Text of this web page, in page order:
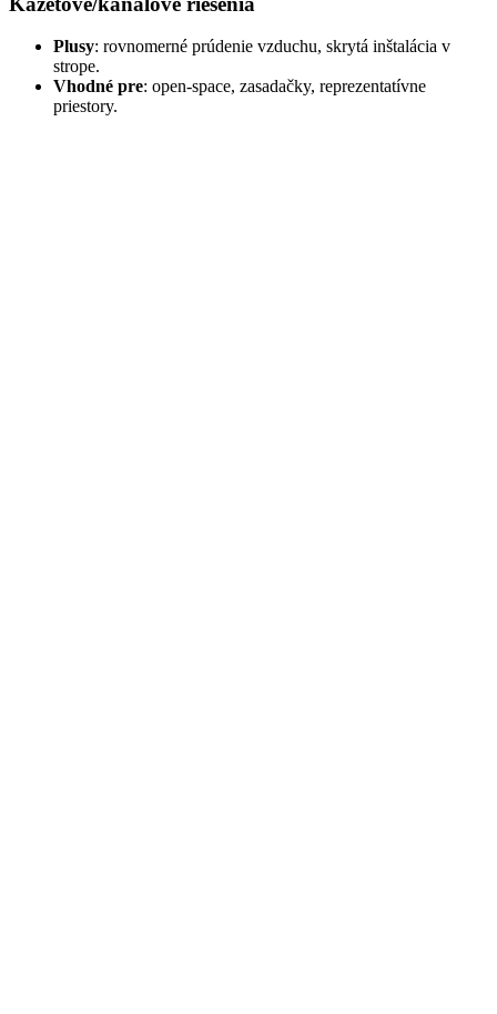
Plusy: rovnomerné prúdenie vzduchu, skrytá inštalácia v
strope.
Vhodné pre: open‑space, zasadačky, reprezentatívne
priestory.